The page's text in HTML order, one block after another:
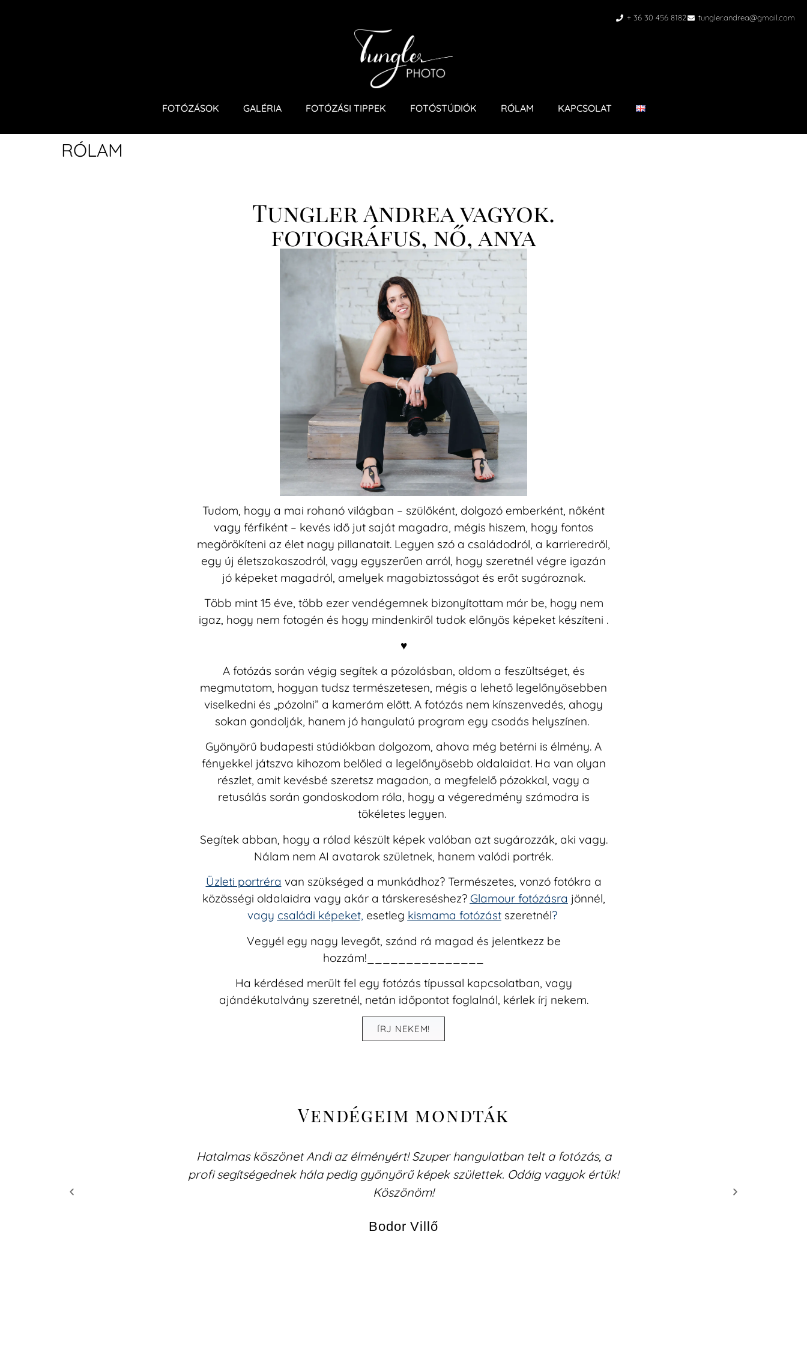
+ 36 30 456 8182 tungler.andrea@gmail.com
FOTÓZÁSOK GALÉRIA FOTÓZÁSI TIPPEK FOTÓSTÚDIÓK RÓLAM KAPCSOLAT
RÓLAM
Tungler Andrea vagyok.
fotográfus, nő, anya
Tudom, hogy a mai rohanó világban – szülőként, dolgozó emberként, nőként
vagy férfiként – kevés idő jut saját magadra, mégis hiszem, hogy fontos
megörökíteni az élet nagy pillanatait. Legyen szó a családodról, a karrieredről,
egy új életszakaszodról, vagy egyszerűen arról, hogy szeretnél végre igazán
jó képeket magadról, amelyek magabiztosságot és erőt sugároznak.
Több mint 15 éve, több ezer vendégemnek bizonyítottam már be, hogy nem
igaz, hogy nem fotogén és hogy mindenkiről tudok előnyös képeket készíteni .
♥
A fotózás során végig segítek a pózolásban, oldom a feszültséget, és
megmutatom, hogyan tudsz természetesen, mégis a lehető legelőnyösebben
viselkedni és „pózolni” a kamerám előtt. A fotózás nem kínszenvedés, ahogy
sokan gondolják, hanem jó hangulatú program egy csodás helyszínen.
Gyönyörű budapesti stúdiókban dolgozom, ahova még betérni is élmény. A
fényekkel játszva kihozom belőled a legelőnyösebb oldalaidat. Ha van olyan
részlet, amit kevésbé szeretsz magadon, a megfelelő pózokkal, vagy a
retusálás során gondoskodom róla, hogy a végeredmény számodra is
tökéletes legyen.
Segítek abban, hogy a rólad készült képek valóban azt sugározzák, aki vagy.
Nálam nem AI avatarok születnek, hanem valódi portrék.
Üzleti portréra van szükséged a munkádhoz? Természetes, vonzó fotókra a
közösségi oldalaidra vagy akár a társkereséshez? Glamour fotózásra jönnél,
vagy családi képeket, esetleg kismama fotózástszeretnél?
Vegyél egy nagy levegőt, szánd rá magad és jelentkezz be
hozzám!_______________
Ha kérdésed merült fel egy fotózás típussal kapcsolatban, vagy
ajándékutalvány szeretnél, netán időpontot foglalnál, kérlek írj nekem.
ÍRJ NEKEM!
Vendégeim mondták
Hatalmas köszönet Andi az élményért! Szuper hangulatban telt a fotózás, a
profi segítségednek hála pedig gyönyörű képek születtek. Odáig vagyok értük!
Köszönöm!
Bodor Villő